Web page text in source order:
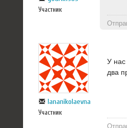
Участник
lananikolaevna
Участник
У нас
два